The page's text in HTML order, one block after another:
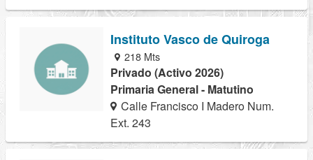
Instituto Vasco de Quiroga
218 Mts
Privado (Activo 2026)
Primaria General - Matutino
Calle Francisco I Madero Num.
Ext. 243